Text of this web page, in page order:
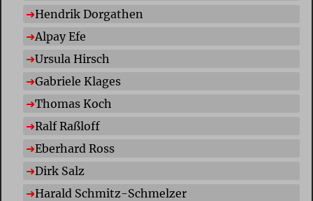
Hendrik Dorgathen
Alpay Efe
Ursula Hirsch
Gabriele Klages
Thomas Koch
Ralf Raßloff
Eberhard Ross
Dirk Salz
Harald Schmitz-Schmelzer